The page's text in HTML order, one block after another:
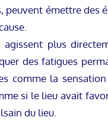
peuvent émettre des
plus
des fatigues
comme la
si le lieu avait
du lieu.